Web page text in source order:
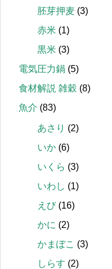
胚芽押麦 (3)
赤米 (1)
黒米 (3)
電気圧力鍋 (5)
食材解説 雑穀 (8)
魚介 (83)
あさり (2)
いか (6)
いくら (3)
いわし (1)
えび(16)
かに (2)
かまぼこ (3)
しらす (2)